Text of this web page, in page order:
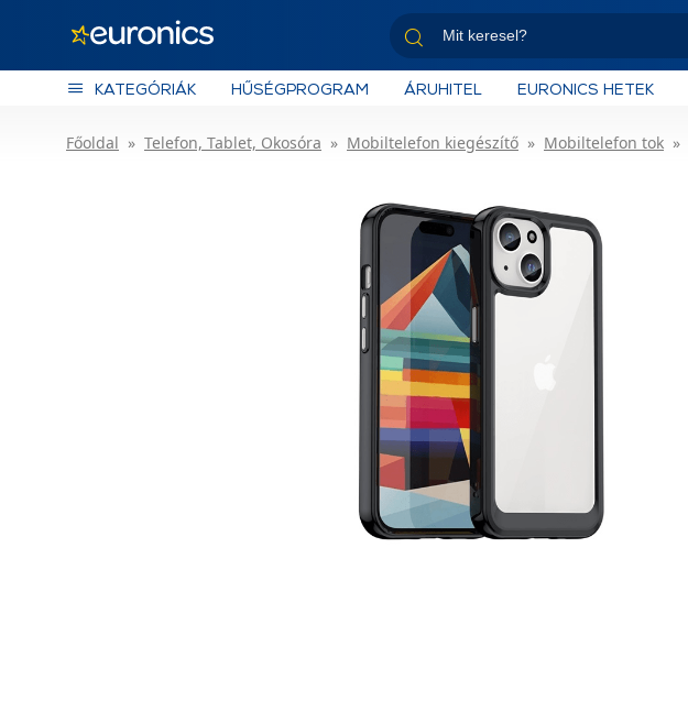
KATEGÓRIÁK HŰSÉGPROGRAM ÁRUHITEL EURONICS HETEK
Főoldal Telefon, Tablet, Okosóra Mobiltelefon kiegészítő Mobiltelefon tok